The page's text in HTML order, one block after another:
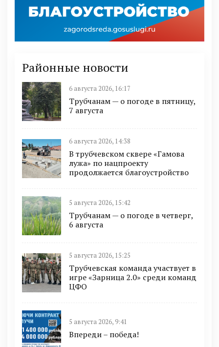
Районные новости
6 августа 2026, 16:17
Трубчанам — о погоде в пятницу,
7 августа
6 августа 2026, 14:38
В трубчевском сквере «Гамова
лужа» по нацпроекту
продолжается благоустройство
5 августа 2026, 15:42
Трубчанам — о погоде в четверг,
6 августа
5 августа 2026, 15:25
Трубчевская команда участвует в
игре «Зарница 2.0» среди команд
ЦФО
5 августа 2026, 9:41
Впереди – победа!